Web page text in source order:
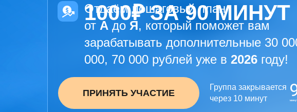
С 1000₽ ЗА 90 МИНУТ
Отдаём пошаговый план
от А до Я, который поможет вам
зарабатывать дополнительные 30
000, 70 000 рублей уже в 2026 году!
ПРИНЯТЬ УЧАСТИЕ
Группа закрывается
через 10 минут